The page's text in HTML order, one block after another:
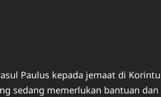
Paulus kepada jemaat di
sedang memerlukan bantuan